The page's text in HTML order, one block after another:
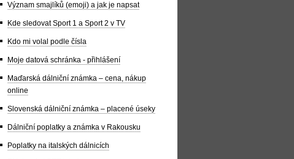
Význam smajlíků (emoji) a jak je napsat
Kde sledovat Sport 1 a Sport 2 v TV
Kdo mi volal podle čísla
Moje datová schránka - přihlášení
Maďarská dálniční známka – cena, nákup
online
Slovenská dálniční známka – placené úseky
Dálniční poplatky a známka v Rakousku
Poplatky na italských dálnicích